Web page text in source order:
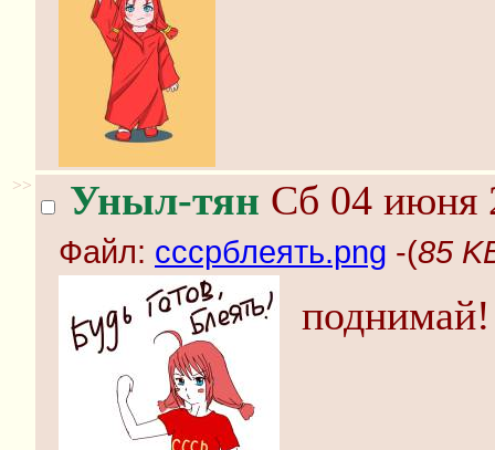
>> Уныл-тян Сб 04 июня
Файл: сссрблеять.png -(85
поднимай!